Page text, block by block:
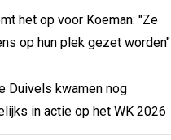
het op voor Koeman: "Ze
op hun plek gezet worden"
Duivels kwamen nog
in actie op het WK 2026